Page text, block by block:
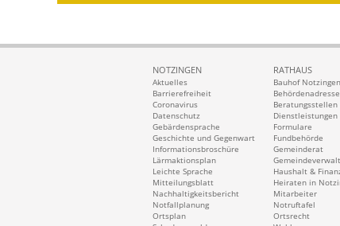
NOTZINGEN
Aktuelles
Barrierefreiheit
Coronavirus
Datenschutz
Gebärdensprache
Geschichte und Gegenwart
Informationsbroschüre
Lärmaktionsplan
Leichte Sprache
Mitteilungsblatt
Nachhaltigkeitsbericht
Notfallplanung
Ortsplan
RATHAUS
Bauhof Notzingen
Dienstleistungen
Formulare
Fundbehörde
Gemeinderat
Haushalt &
Heiraten in
Mitarbeiter
Notruftafel
Ortsrecht